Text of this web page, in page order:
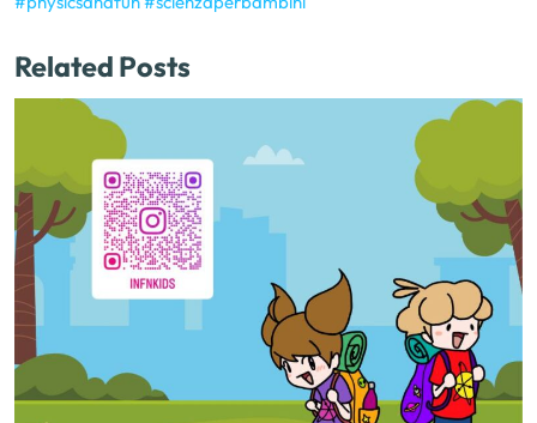
Related Posts